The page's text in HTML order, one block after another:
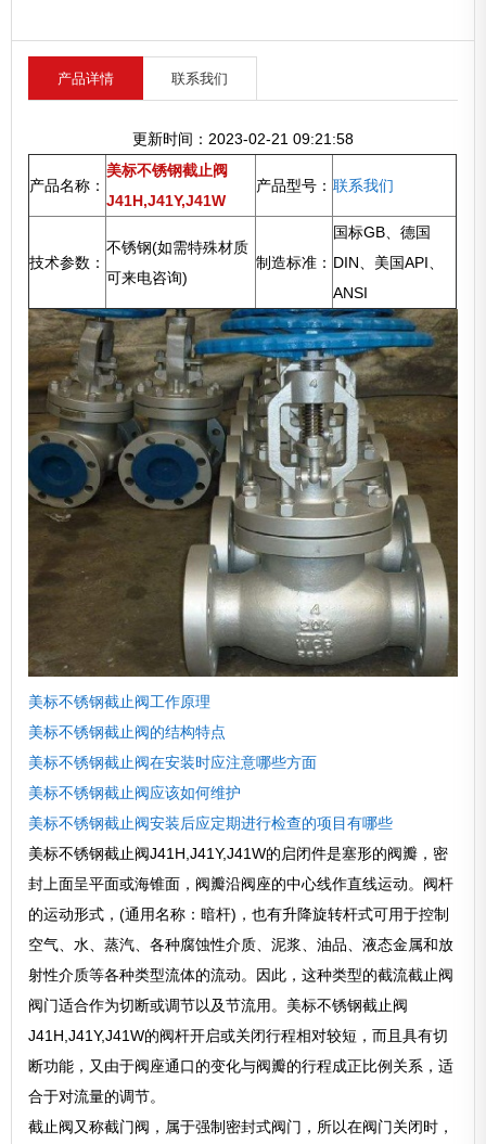
产品详情 联系我们
更新时间：2023-02-21 09:21:58
产品名称：
美标不锈钢截止阀
J41H,J41Y,J41W
产品型号： 联系我们
技术参数：
不锈钢(如需特殊材质
可来电咨询)
制造标准：
国标GB、德国
DIN、美国API、
ANSI
美标不锈钢截止阀工作原理
美标不锈钢截止阀的结构特点
美标不锈钢截止阀在安装时应注意哪些方面
美标不锈钢截止阀应该如何维护
美标不锈钢截止阀安装后应定期进行检查的项目有哪些
美标不锈钢截止阀J41H,J41Y,J41W的启闭件是塞形的阀瓣，密
封上面呈平面或海锥面，阀瓣沿阀座的中心线作直线运动。阀杆
的运动形式，(通用名称：暗杆)，也有升降旋转杆式可用于控制
空气、水、蒸汽、各种腐蚀性介质、泥浆、油品、液态金属和放
射性介质等各种类型流体的流动。因此，这种类型的截流截止阀
阀门适合作为切断或调节以及节流用。美标不锈钢截止阀
J41H,J41Y,J41W的阀杆开启或关闭行程相对较短，而且具有切
断功能，又由于阀座通口的变化与阀瓣的行程成正比例关系，适
合于对流量的调节。
截止阀又称截门阀，属于强制密封式阀门，所以在阀门关闭时，